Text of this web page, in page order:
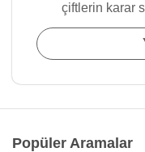
çiftlerin karar
Popüler Aramalar